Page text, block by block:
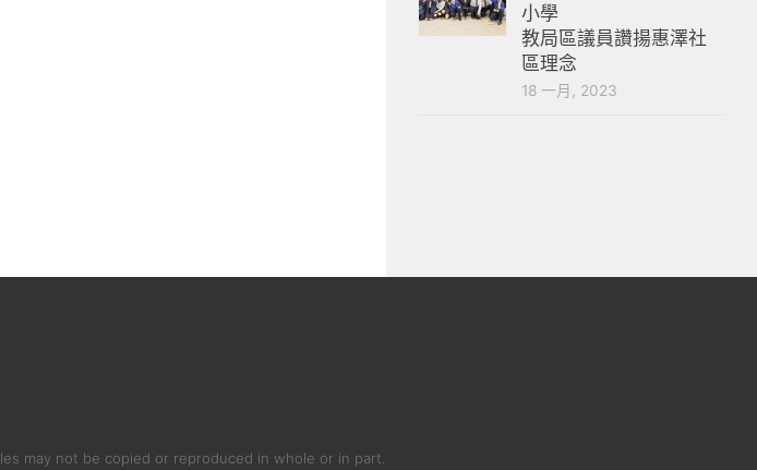
小學
教局區議員讚揚惠澤社
區理念
18 一月, 2023
may not be copied or reproduced in whole or in part.